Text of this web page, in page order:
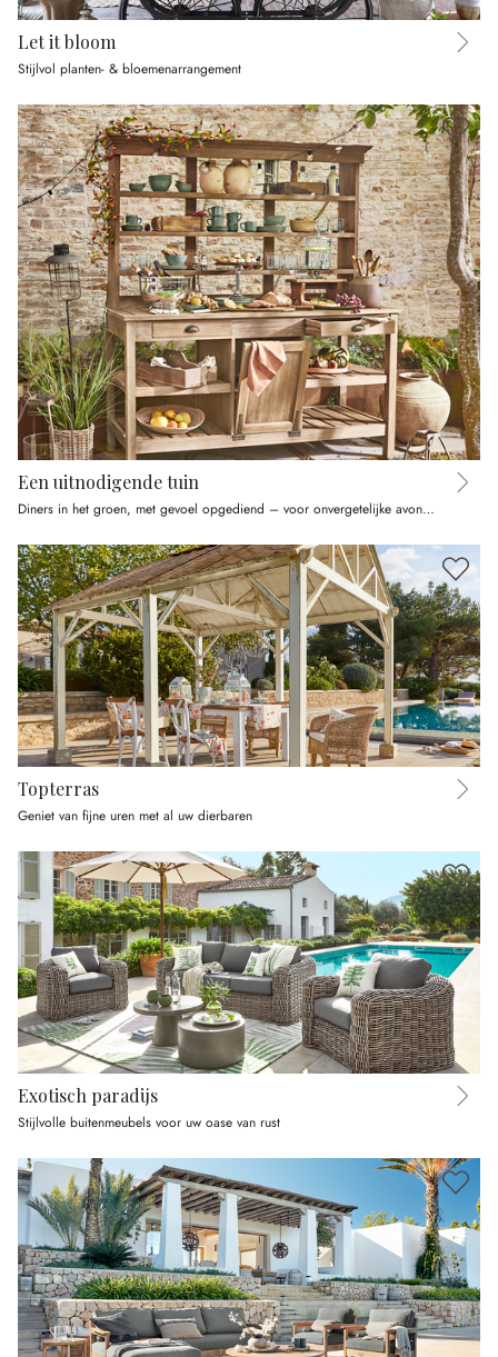
Let it bloom
Stijlvol planten- & bloemenarrangement
Een uitnodigende tuin
Diners in het groen, met gevoel opgediend – voor onvergetelijke avonden
Topterras
Geniet van fijne uren met al uw dierbaren
Exotisch paradijs
Stijlvolle buitenmeubels voor uw oase van rust